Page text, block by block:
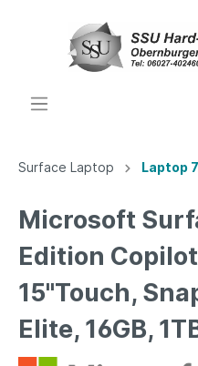
Surface Laptop Laptop
Microsoft
Edition
15"Touch,
Elite, 16GB,